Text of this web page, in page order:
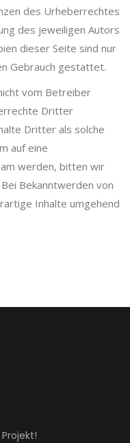
des Urheberrechtes
des jeweiligen Autors
dieser Seite sind nur
Gebrauch gestattet.
vom Betreiber
Dritter
Dritter als solche
auf eine
werden, bitten wir
Bekanntwerden von
Inhalte umgehend